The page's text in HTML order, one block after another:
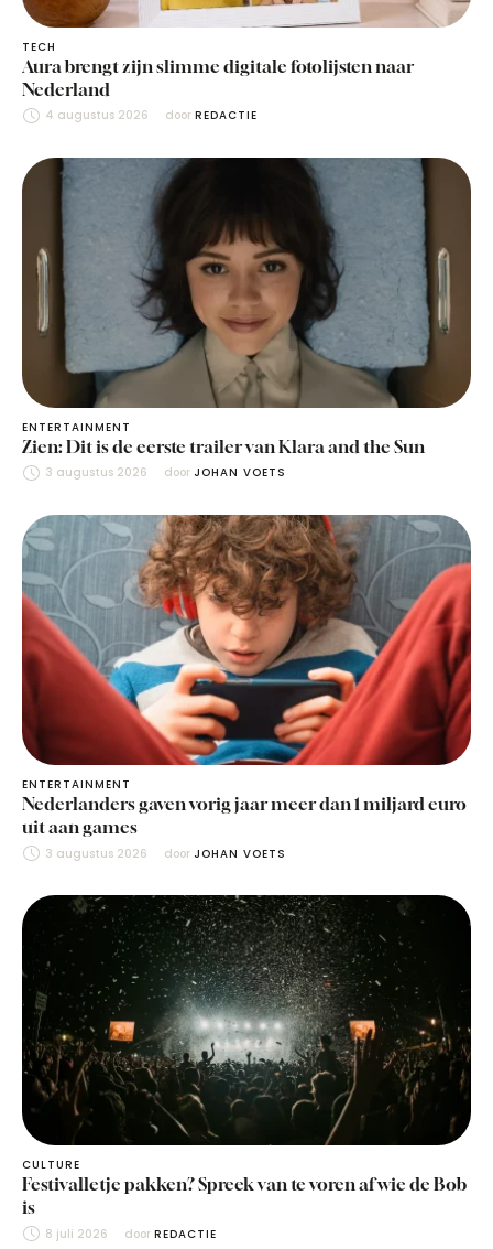
TECH
Aura brengt zijn slimme digitale fotolijsten naar
Nederland
4 augustus 2026 door REDACTIE
ENTERTAINMENT
Zien: Dit is de eerste trailer van Klara and the Sun
3 augustus 2026 door JOHAN VOETS
ENTERTAINMENT
Nederlanders gaven vorig jaar meer dan 1 miljard euro
uit aan games
3 augustus 2026 door JOHAN VOETS
CULTURE
Festivalletje pakken? Spreek van te voren af wie de Bob
is
8 juli 2026 door REDACTIE